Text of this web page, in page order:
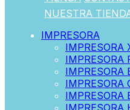
NUESTRA
IMPRESORA
IMPRESORA
IMPRESORA
IMPRESORA
IMPRESORA
IMPRESORA